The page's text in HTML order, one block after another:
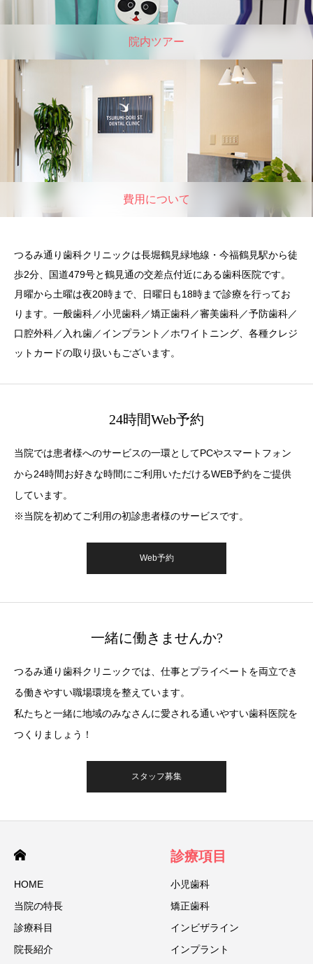
院内ツアー
費用について
つるみ通り歯科クリニックは長堀鶴見緑地線・今福鶴見駅から徒
歩2分、国道479号と鶴見通の交差点付近にある歯科医院です。
月曜から土曜は夜20時まで、日曜日も18時まで診療を行ってお
ります。一般歯科／小児歯科／矯正歯科／審美歯科／予防歯科／
口腔外科／入れ歯／インプラント／ホワイトニング、各種クレジ
ットカードの取り扱いもございます。
24時間Web予約
当院では患者様へのサービスの一環としてPCやスマートフォン
から24時間お好きな時間にご利用いただけるWEB予約をご提供
しています。
※当院を初めてご利用の初診患者様のサービスです。
Web予約
一緒に働きませんか?
つるみ通り⻭科クリニックでは、仕事とプライベートを両立でき
る働きやすい職場環境を整えています。
私たちと一緒に地域のみなさんに愛される通いやすい⻭科医院を
つくりましょう！
スタッフ募集
HOME
当院の特⻑
診療科目
院⻑紹介
診療項目
小児歯科
矯正歯科
インビザライン
インプラント